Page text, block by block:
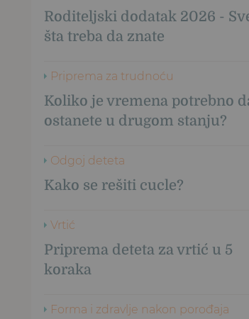
Roditeljski dodatak 2026 -
šta treba da znate
Priprema za trudnoću
Koliko je vremena potrebno
ostanete u drugom stanju?
Odgoj deteta
Kako se rešiti cucle?
Vrtić
Priprema deteta za vrtić u 5
koraka
Forma i zdravlje nakon porođaja